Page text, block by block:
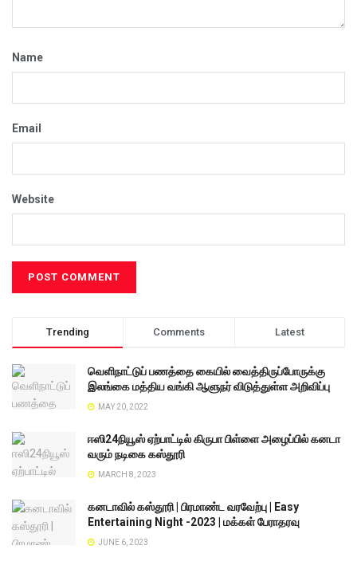
Name
Email
Website
Trending Comments Latest
வெளிநாட்டுப் பணத்தை கையில் வைத்திருப்போருக்கு
இலங்கை மத்திய வங்கி ஆளுநர் விடுத்துள்ள அறிவிப்பு
MAY 20, 2022
ஈஸி24நியூஸ் ஏற்பாட்டில் கிருபா பிள்ளை அழைப்பில் கனடா
வரும் நடிகை கஸ்தூரி
MARCH 8, 2023
கனடாவில் கஸ்தூரி | பிரமாண்ட வரவேற்பு | Easy
Entertaining Night -2023 | மக்கள் பேராதரவு
JUNE 6, 2023